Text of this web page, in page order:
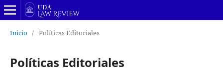
Inicio / Políticas Editoriales
Políticas Editoriales